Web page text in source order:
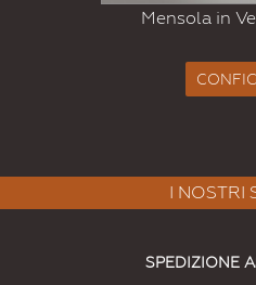
Mensola in
I NOSTRI
SPEDIZIONE